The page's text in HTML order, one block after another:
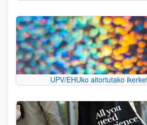
UPV/EHUko aitortutako